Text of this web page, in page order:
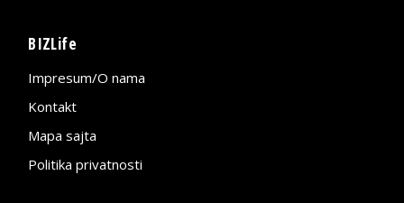
BIZLife
Impresum/O nama
Kontakt
Mapa sajta
Politika privatnosti